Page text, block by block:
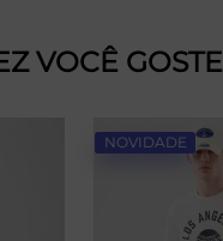
VOCÊ GOSTE
NOVIDADE